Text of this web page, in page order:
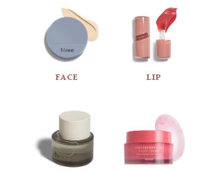
ザ・ピロー
やわらかいバイオレット、スエー
心地の良いクリーンレザーの
Lavender
Bergamot
FACE LIP